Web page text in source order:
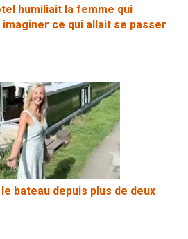
humiliait la femme qui
ce qui allait se passer
bateau depuis plus de deux